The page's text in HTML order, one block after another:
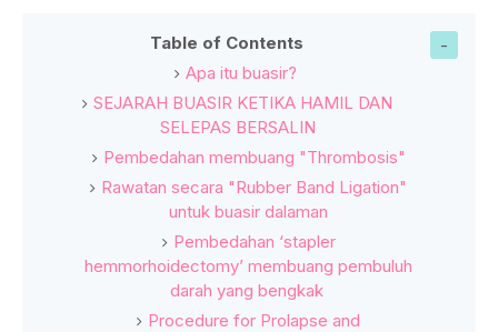
Table of Contents
Apa itu buasir?
SEJARAH BUASIR KETIKA HAMIL DAN
SELEPAS BERSALIN
Pembedahan membuang "Thrombosis"
Rawatan secara "Rubber Band Ligation"
untuk buasir dalaman
Pembedahan ‘stapler
hemmorhoidectomy’ membuang pembuluh
darah yang bengkak
Procedure for Prolapse and